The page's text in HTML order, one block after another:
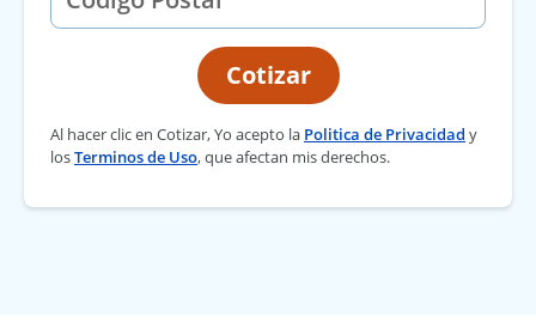
Cotizar
Al hacer clic en Cotizar, Yo acepto la Politica de Privacidad y
losTerminos de Uso, que afectan mis derechos.